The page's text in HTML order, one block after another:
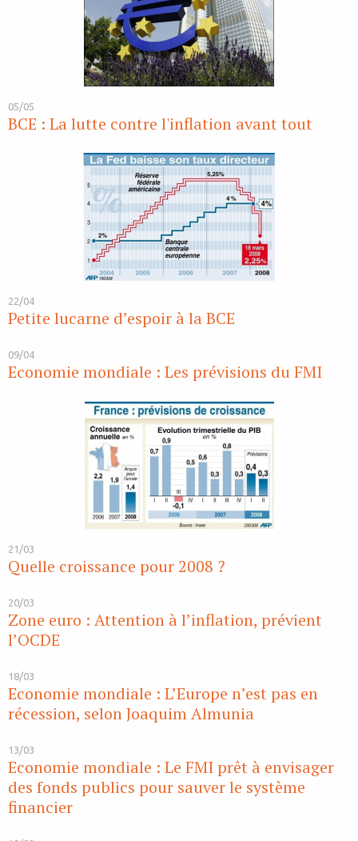
05/05
BCE : La lutte contre l'inflation avant tout
22/04
Petite lucarne d’espoir à la BCE
09/04
Economie mondiale : Les prévisions du FMI
21/03
Quelle croissance pour 2008 ?
20/03
Zone euro : Attention à l’inflation, prévient
l’OCDE
18/03
Economie mondiale : L’Europe n’est pas en
récession, selon Joaquim Almunia
13/03
Economie mondiale : Le FMI prêt à envisager
des fonds publics pour sauver le système
financier